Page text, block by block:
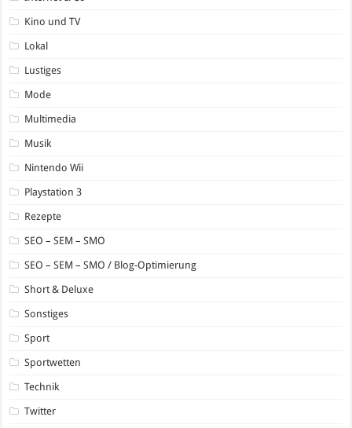
Kino und TV
Lokal
Lustiges
Mode
Multimedia
Musik
Nintendo Wii
Playstation 3
Rezepte
SEO – SEM – SMO
SEO – SEM – SMO / Blog-Optimierung
Short & Deluxe
Sonstiges
Sport
Sportwetten
Technik
Twitter